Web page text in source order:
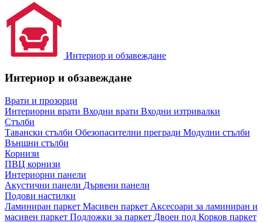
Интериор и обзавеждане
Интериор и обзавеждане
Врати и прозорци
Интериорни врати Входни врати Входни изтривалки
Стълби
Тавански стълби Обезопасителни прегради Модулни стълби
Външни стълби
Корнизи
ПВЦ корнизи
Интериорни панели
Акустични панели Дървени панели
Подови настилки
Ламиниран паркет Масивен паркет Аксесоари за ламиниран и
масивен паркет Подложки за паркет Двоен под Корков паркет